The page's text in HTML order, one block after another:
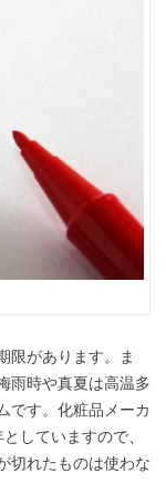
限があります。ま
雨時や真夏は高温多
です。化粧品メーカ
していますので、
切れたものは使わな